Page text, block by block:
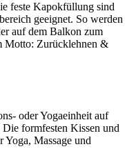
feste Kapokfüllung sind
geeignet. So werden
auf dem Balkon zum
Motto: Zurücklehnen &
oder Yogaeinheit auf
Die formfesten Kissen und
Yoga, Massage und